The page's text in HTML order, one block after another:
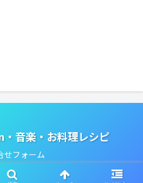
音楽・お料理レシピ
せフォーム
・音楽・お料理レシピ.